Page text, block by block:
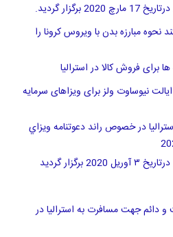
نحوه مبارزه بدن با ویروس کرونا را
برای فروش کالا در استرالیا
نیوساوت ولز برای ویزاهای سرمایه
در خصوص راند دعوتنامه ويزاي
و دائم جهت مسافرت به استرالیا در